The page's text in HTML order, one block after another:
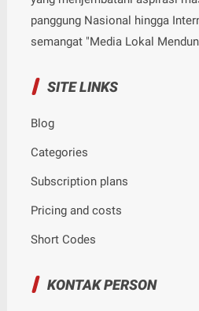
panggung Nasional hingga
semangat "Media Lokal
SITE LINKS
Blog
Categories
Subscription plans
Pricing and costs
Short Codes
KONTAK PERSON